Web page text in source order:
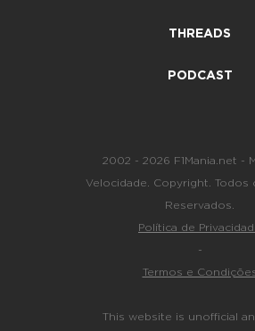
THREADS
PODCAST
2002 - 2026 F1Mania.net -
Velocidade. Copyright. Todos
Reservados.
Política de
-
Termos e
This website is unofficial